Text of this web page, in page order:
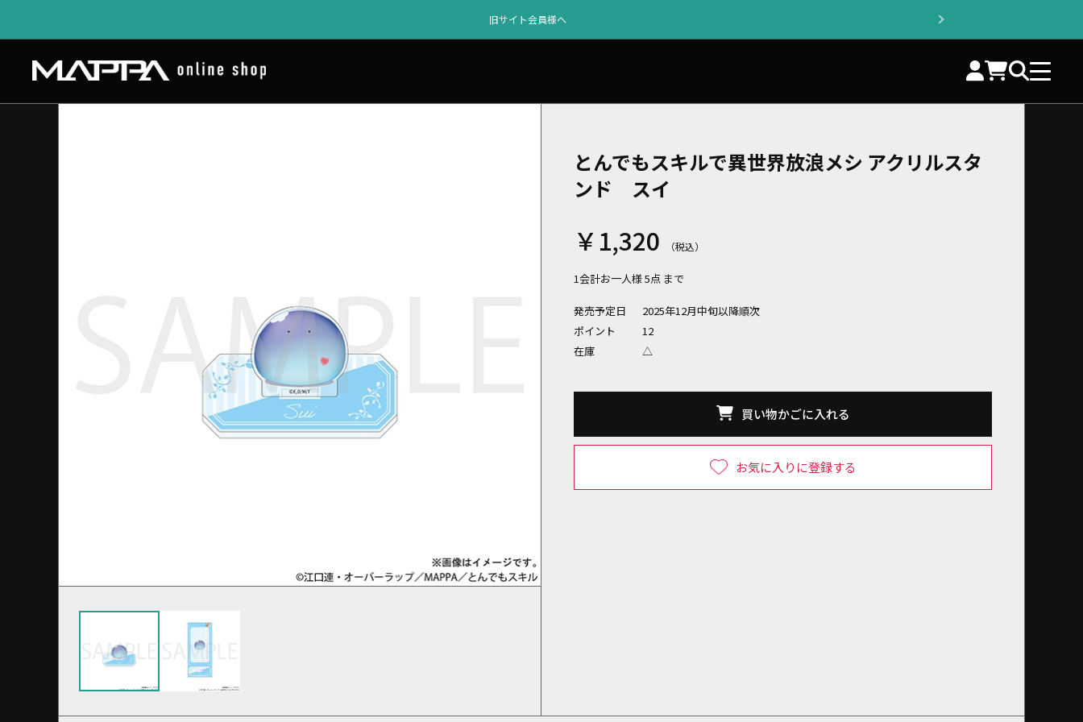
旧サイト会員様へ
とんでもスキルで異世界放浪メシ アクリルスタ
ンド スイ
￥1,320
1会計お一人様 5点 まで
発売予定日
2025年12月中旬以降順次
ポイント
12
在庫
△
買い物かごに入れる
お気に入りに登録する